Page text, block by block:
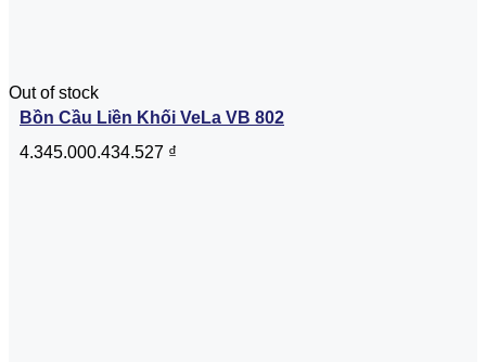
Out of stock
Bồn Cầu Liền Khối VeLa VB 802
4.345.000.434.527 ₫